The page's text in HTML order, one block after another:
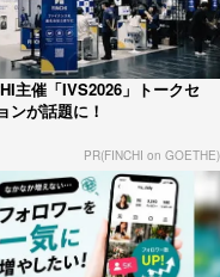
主催「IVS2026」トークセ
ンが話題に！
PR(FINCHI on GOETHE)